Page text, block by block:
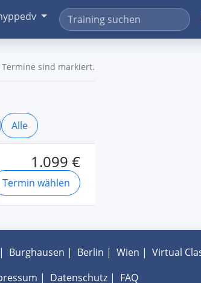
sind markiert.
Alle
1.099 €
Termin wählen
| Burghausen | Berlin | Wien | Virtual
| Datenschutz| FAQ